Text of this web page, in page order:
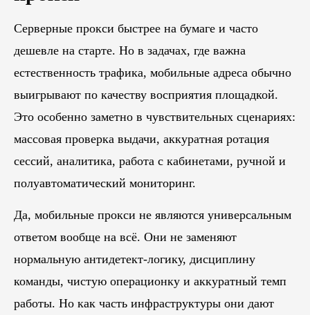
Серверные прокси быстрее на бумаге и часто
дешевле на старте. Но в задачах, где важна
естественность трафика, мобильные адреса обычно
выигрывают по качеству восприятия площадкой.
Это особенно заметно в чувствительных сценариях:
массовая проверка выдачи, аккуратная ротация
сессий, аналитика, работа с кабинетами, ручной и
полуавтоматический мониторинг.
Да, мобильные прокси не являются универсальным
ответом вообще на всё. Они не заменяют
нормальную антидетект-логику, дисциплину
команды, чистую операционку и аккуратный темп
работы. Но как часть инфраструктуры они дают